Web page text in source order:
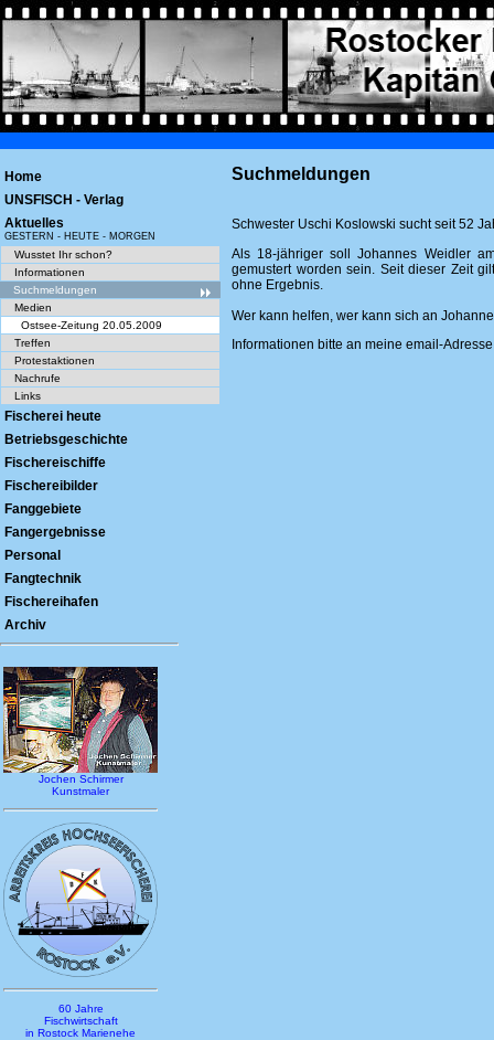
Home
UNSFISCH - Verlag
Aktuelles
GESTERN - HEUTE - MORGEN
Wusstet Ihr schon?
Informationen
Suchmeldungen
Medien
Ostsee-Zeitung 20.05.2009
Treffen
Protestaktionen
Nachrufe
Links
Fischerei heute
Betriebsgeschichte
Fischereischiffe
Fischereibilder
Fanggebiete
Fangergebnisse
Personal
Fangtechnik
Fischereihafen
Archiv
Jochen Schirmer
Kunstmaler
60 Jahre
Fischwirtschaft
in Rostock Marienehe
Suchmeldungen
Schwester Uschi Koslowski sucht seit 52
Als 18-jähriger soll Johannes Weidler
gemustert worden sein. Seit dieser Zeit
ohne Ergebnis.
Wer kann helfen, wer kann sich an
Informationen bitte an meine email-Adresse